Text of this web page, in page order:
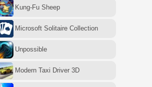
Kung-Fu Sheep
Microsoft Solitaire Collection
Unpossible
Modern Taxi Driver 3D